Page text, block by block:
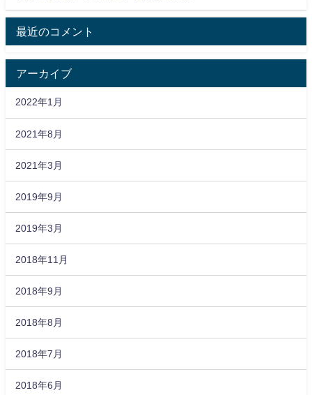
最近のコメント
アーカイブ
2022年1月
2021年8月
2021年3月
2019年9月
2019年3月
2018年11月
2018年9月
2018年8月
2018年7月
2018年6月